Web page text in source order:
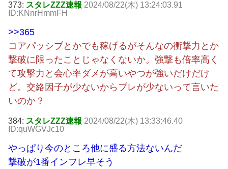
373: スタレZZZ速報 2024/08/22(木) 13:24:03.91
ID:KNnrHmmFH
>>365
コアパッシブとかでも稼げるがそんなの衝撃力とか
撃破に限ったことじゃなくないか。強撃も倍率高く
て攻撃力と会心率ダメが高いやつが強いだけだけ
ど。交絡因子が少ないからブレが少ないって言いた
いのか？
384: スタレZZZ速報 2024/08/22(木) 13:33:46.40
ID:quWGVJc10
やっぱり今のところ他に盛る方法ないんだ
撃破が1番インフレ早そう